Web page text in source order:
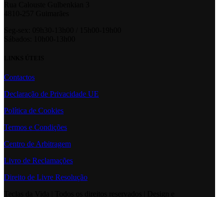
Contactos
Declaração de Privacidade UE
Política de Cookies
Termos e Condições
Centro de Arbitragem
Livro de Reclamações
Direito de Livre Resolução